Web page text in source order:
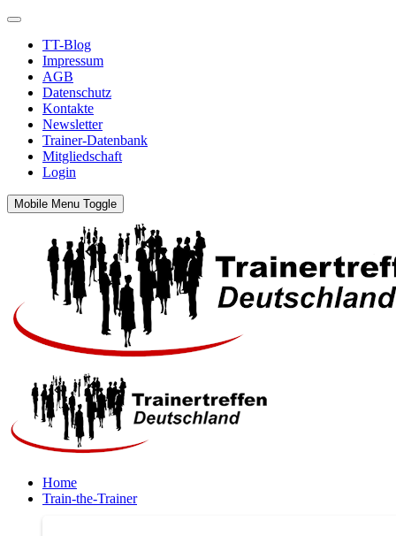
TT-Blog
Impressum
AGB
Datenschutz
Kontakte
Newsletter
Trainer-Datenbank
Mitgliedschaft
Login
Mobile Menu Toggle
Home
Train-the-Trainer